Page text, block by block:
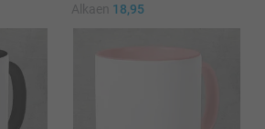
Alkaen 18,95